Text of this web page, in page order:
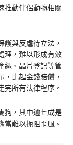
推動伴侶動物相關
護與反虐待立法，
理，難以形成有效
繩、晶片登記等管
，比起金錢賠償，
完所有法律程序。
狗，其中逾七成是
當難以扼阻歪風。